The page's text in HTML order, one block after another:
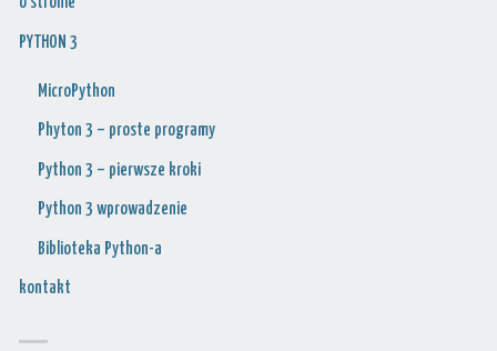
PYTHON 3
MicroPython
Phyton 3 – proste programy
Python 3 – pierwsze kroki
Python 3 wprowadzenie
Biblioteka Python-a
kontakt